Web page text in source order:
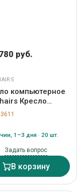
руб.
компьютерное
Кресло
Soulo
1–3 дня · 20 шт.
Задать вопрос
В корзину